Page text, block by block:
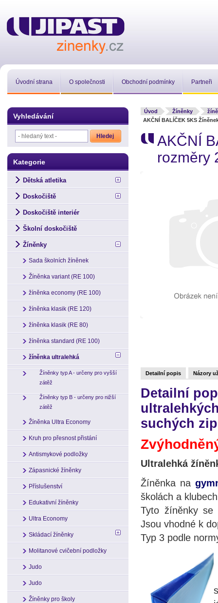
Úvodní strana O společnosti Obchodní podmínky Partneři
Úvod Žíněnky
AKČNÍ BALÍČEK 5KS
AKČNÍ
rozměry
Detailní popis Názory
Detailní
suchých
Ultralehká
Žíněnka na
školách a
Tyto žíněnky se
Jsou vhodné k
Typ 3 podle
Vyhledávání
Kategorie
Dětská atletika
Doskočiště
Doskočiště interiér
Školní doskočiště
Žíněnky
Sada školních žíněnek
Žíněnka variant (RE 100)
žíněnka economy (RE 100)
žíněnka klasik (RE 120)
žíněnka klasik (RE 80)
žíněnka standard (RE 100)
žíněnka ultralehká
Žíněnky typ A - určeny pro vyšší
zátěž
Žíněnky typ B - určeny pro nižší
zátěž
Žíněnka Ultra Economy
Kruh pro přesnost přistání
Antismykové podložky
Zápasnické žíněnky
Příslušenství
Edukativní žíněnky
Ultra Economy
Skládací žíněnky
Molitanové cvičební podložky
Judo
Judo
Žíněnky pro školy